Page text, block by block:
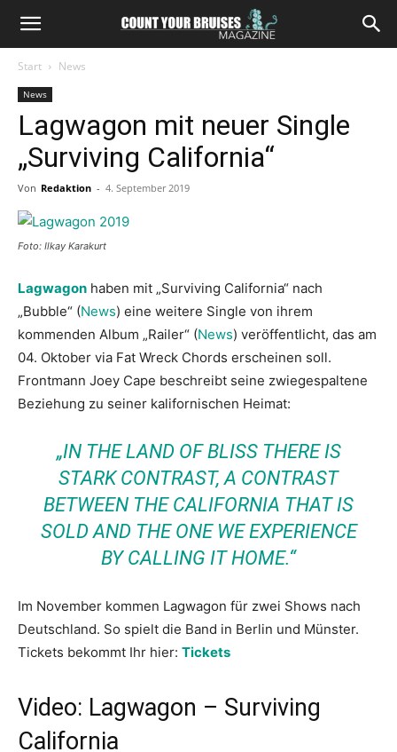
Start News
News
Lagwagon mit neuer Single
„Surviving California“
Von Redaktion - 4. September 2019
Foto: Ilkay Karakurt
Lagwagon haben mit „Surviving California“ nach
„Bubble“ (News) eine weitere Single von ihrem
kommenden Album „Railer“ (News) veröffentlicht, das am
04. Oktober via Fat Wreck Chords erscheinen soll.
Frontmann Joey Cape beschreibt seine zwiegespaltene
Beziehung zu seiner kalifornischen Heimat:
„IN THE LAND OF BLISS THERE IS
STARK CONTRAST, A CONTRAST
BETWEEN THE CALIFORNIA THAT IS
SOLD AND THE ONE WE EXPERIENCE
BY CALLING IT HOME.“
Im November kommen Lagwagon für zwei Shows nach
Deutschland. So spielt die Band in Berlin und Münster.
Tickets bekommt Ihr hier: Tickets
Video: Lagwagon – Surviving
California